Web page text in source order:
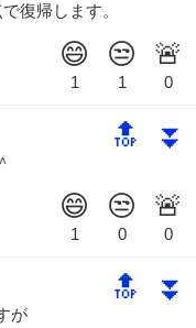
復帰します。
🔝 ⏬
🔝 ⏬
が